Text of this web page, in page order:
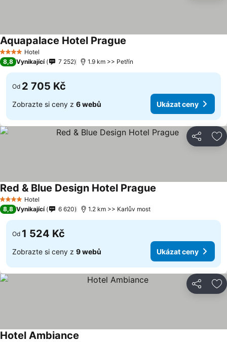
4 Počet hvězdiček
Hotel
Aquapalace Hotel Prague
8,8 Vynikající 7 252 1.9 km >> Petřín
Od 2 705 Kč
Zobrazte si ceny z 6 webů Ukázat ceny
Sdílet
4 Počet hvězdiček
Hotel
Red & Blue Design Hotel Prague
8,8 Vynikající 6 620 1.2 km >> Karlův most
Od 1 524 Kč
Zobrazte si ceny z 9 webů Ukázat ceny
Sdílet
Hotel Ambiance